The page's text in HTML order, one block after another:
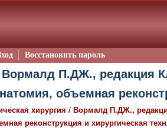
Восстановить пароль
Вормалд П.ДЖ., редакция
объемная
хирургия / Вормалд П.ДЖ.,
реконструкция и хирургическая